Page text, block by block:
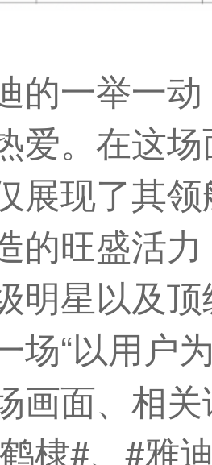
的一举一
爱。在这
展现了其
的旺盛活
明星以及
场“以用户
画面、相
棣#、#雅